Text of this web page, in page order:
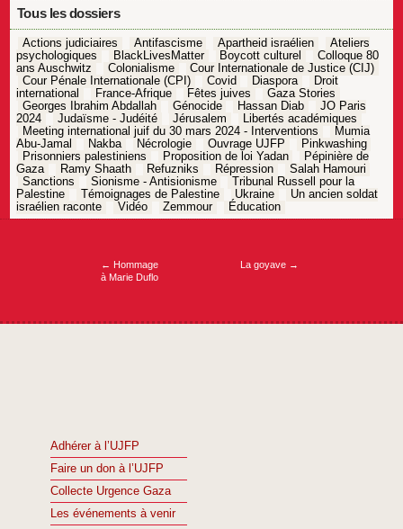
Tous les dossiers
Actions judiciaires Antifascisme Apartheid israélien
Ateliers
psychologiques
BlackLivesMatter Boycott culturel
Colloque 80
ans Auschwitz
Colonialisme
Cour Internationale de Justice (CIJ)
Cour Pénale Internationale (CPI)
Covid Diaspora
Droit
international
France-Afrique Fêtes juives
Gaza Stories
Georges Ibrahim Abdallah
Génocide Hassan Diab
JO Paris
2024
Judaïsme - Judéité Jérusalem
Libertés académiques
Meeting international juif du 30 mars 2024 - Interventions
Mumia
Abu-Jamal
Nakba Nécrologie Ouvrage UJFP
Pinkwashing
Prisonniers palestiniens
Proposition de loi Yadan
Pépinière de
Gaza
Ramy Shaath Refuzniks Répression
Salah Hamouri
Sanctions
Sionisme - Antisionisme
Tribunal Russell pour la
Palestine
Témoignages de Palestine Ukraine
Un ancien soldat
israélien raconte
Vidéo Zemmour Éducation
Navigation
← Hommage
à Marie Duflo
La goyave →
Adhérer à l’UJFP
Faire un don à l’UJFP
Collecte Urgence Gaza
Les événements à venir